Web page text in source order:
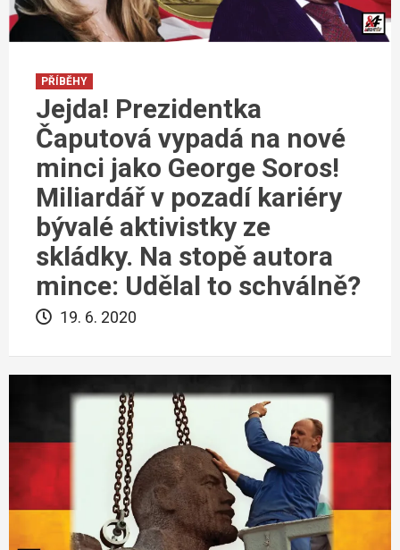
PŘÍBĚHY
Jejda! Prezidentka
Čaputová vypadá na nové
minci jako George Soros!
Miliardář v pozadí kariéry
bývalé aktivistky ze
skládky. Na stopě autora
mince: Udělal to schválně?
19. 6. 2020